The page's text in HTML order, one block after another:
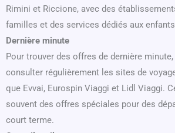
Rimini et Riccione, avec des
familles et des services dédiés aux
Dernière minute
Pour trouver des offres de dernière
consulter régulièrement les sites de
que Evvai, Eurospin Viaggi et Lidl Viaggi.
souvent des offres spéciales pour des
court terme.